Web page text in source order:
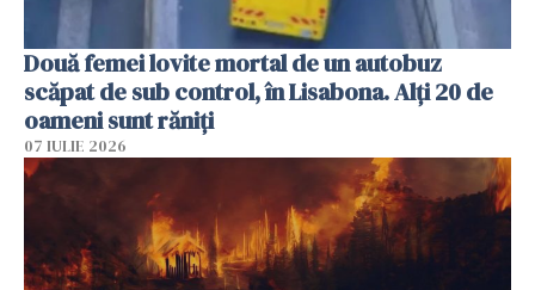
Două femei lovite mortal de un autobuz
scăpat de sub control, în Lisabona. Alți 20 de
oameni sunt răniți
07 IULIE 2026